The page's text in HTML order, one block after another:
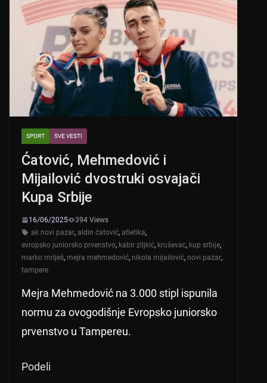
SPORT SVE VESTI
Ćatović, Mehmedović i
Mijailović dvostruki osvajači
Kupa Srbije
16/06/2025
394 Views
ak novi pazar, aldin ćatović, atletika,
evropsko juniorsko prvenstvo, kabir ziljkić, kruševac, kup srbije,
marko mrlješ, mejra mehmedović, nikola mijailović, novi pazar,
tampere
Mejra Mehmedović na 3.000 stipl ispunila
normu za ovogodišnje Evropsko juniorsko
prvenstvo u Tampereu.
Podeli